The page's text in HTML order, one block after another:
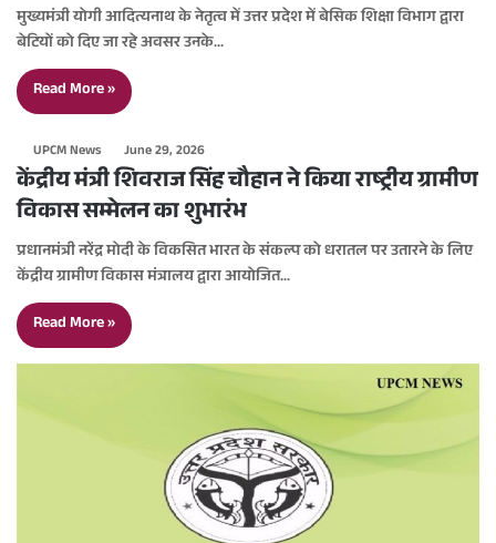
मुख्यमंत्री योगी आदित्यनाथ के नेतृत्व में उत्तर प्रदेश में बेसिक शिक्षा विभाग द्वारा
बेटियों को दिए जा रहे अवसर उनके…
Read More »
UPCM News June 29, 2026
केंद्रीय मंत्री शिवराज सिंह चौहान ने किया राष्ट्रीय ग्रामीण
विकास सम्मेलन का शुभारंभ
प्रधानमंत्री नरेंद्र मोदी के विकसित भारत के संकल्प को धरातल पर उतारने के लिए
केंद्रीय ग्रामीण विकास मंत्रालय द्वारा आयोजित…
Read More »